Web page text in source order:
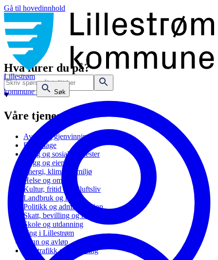
Gå til hovedinnhold
Lillestrøm
kommune
Søk
Hva lurer du på?
Våre tjenester
Avfall og gjenvinning
Barnehage
Bolig og sosiale tjenester
Bygg og eiendom
Energi, klima og miljø
Helse og omsorg
Kultur, fritid og friluftsliv
Landbruk og natur
Politikk og administrasjon
Skatt, bevilling og næring
Skole og utdanning
Ung i Lillestrøm
Vann og avløp
Vei, trafikk og parkering